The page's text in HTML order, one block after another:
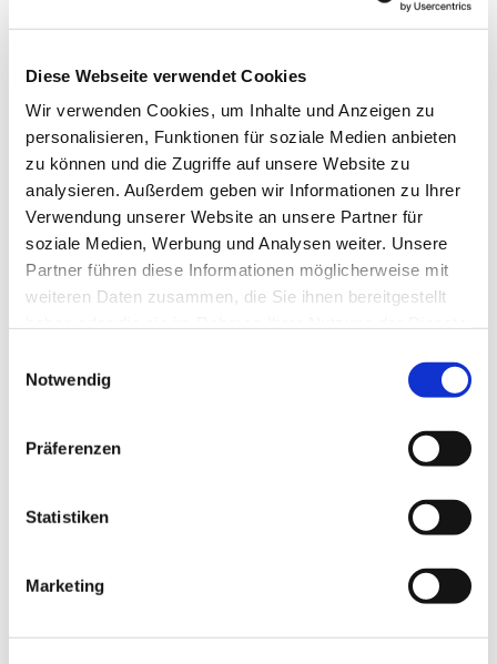
Diese Webseite verwendet Cookies
Wir verwenden Cookies, um Inhalte und Anzeigen zu
personalisieren, Funktionen für soziale Medien anbieten
zu können und die Zugriffe auf unsere Website zu
analysieren. Außerdem geben wir Informationen zu Ihrer
Verwendung unserer Website an unsere Partner für
soziale Medien, Werbung und Analysen weiter. Unsere
Partner führen diese Informationen möglicherweise mit
weiteren Daten zusammen, die Sie ihnen bereitgestellt
Notwendig
Präferenzen
Statistiken
Marketing